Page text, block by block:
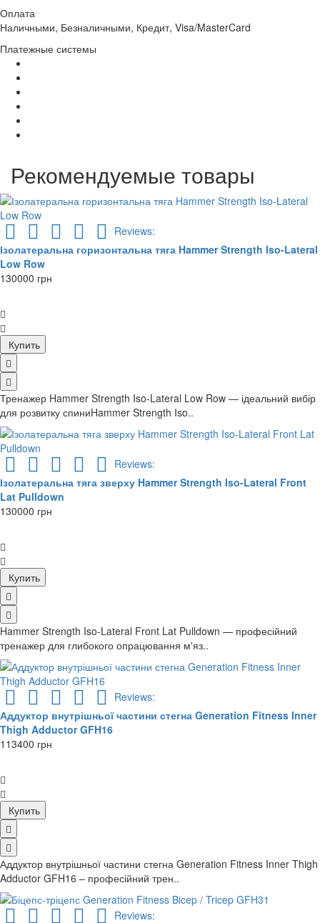
Оплата
Наличными, Безналичными, Кредит, Visa/MasterCard
Платежные системы
Рекомендуемые товары
Reviews:
Ізолатеральна горизонтальна тяга Hammer Strength Iso-Lateral
Low Row
130000 грн
Купить
Тренажер Hammer Strength Iso-Lateral Low Row — ідеальний вибір
для розвитку спиниHammer Strength Iso..
Reviews:
Ізолатеральна тяга зверху Hammer Strength Iso-Lateral Front
Lat Pulldown
130000 грн
Купить
Hammer Strength Iso-Lateral Front Lat Pulldown — професійний
тренажер для глибокого опрацювання м'яз..
Reviews:
Аддуктор внутрішньої частини стегна Generation Fitness Inner
Thigh Adductor GFH16
113400 грн
Купить
Аддуктор внутрішньої частини стегна Generation Fitness Inner Thigh
Adductor GFH16 – професійний трен..
Reviews: